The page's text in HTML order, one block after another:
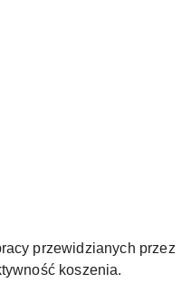
przewidzianych przez
koszenia.